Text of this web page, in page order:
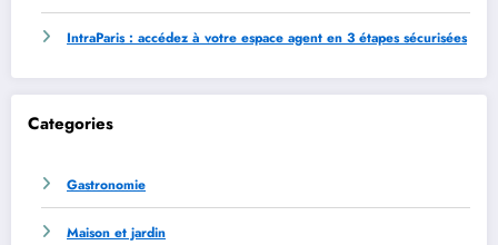
IntraParis : accédez à votre espace agent en 3 étapes sécurisées
Categories
Gastronomie
Maison et jardin